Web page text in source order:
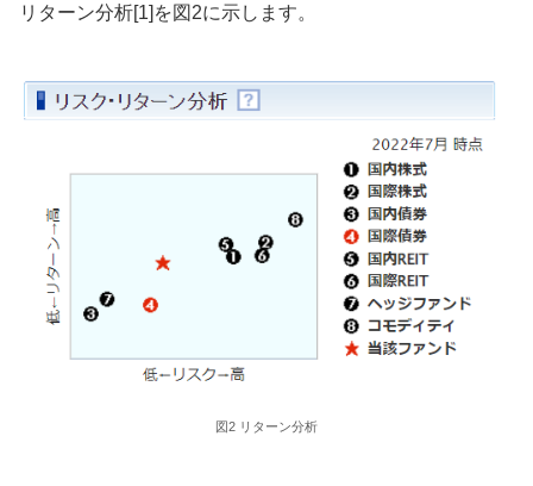
リターン分析[1]を図2に示します。
図2 リターン分析